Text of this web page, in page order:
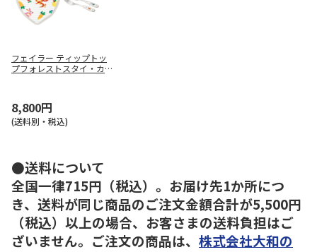
フェイラー ティップトッ
プフォレストスタイ・カト
8,800円
(送料別・税込)
●送料について
全国一律715円（税込）。お届け先1か所につ
き、送料が同じ商品のご注文金額合計が5,500円
（税込）以上の場合、お客さまの送料負担はご
ざいません。ご注文の商品は、 株式会社大和の